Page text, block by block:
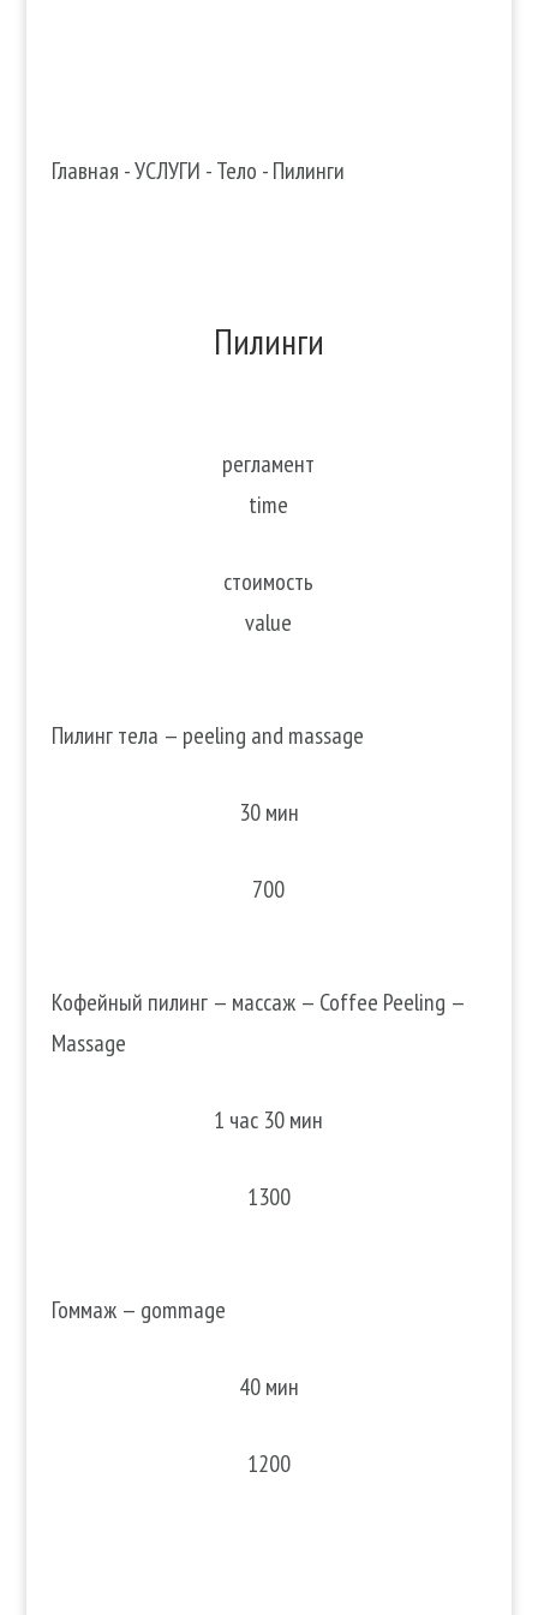
Главная -УСЛУГИ -Тело -Пилинги
Пилинги
регламент
time
стоимость
value
Пилинг тела — peeling and massage
30 мин
700
Кофейный пилинг — массаж — Coffee Peeling —
Massage
1 час 30 мин
1300
Гоммаж — gommage
40 мин
1200